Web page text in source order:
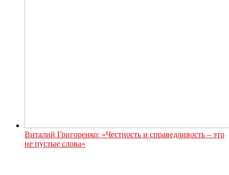
Виталий Григоренко: «Честность и справедливость – это
не пустые слова»